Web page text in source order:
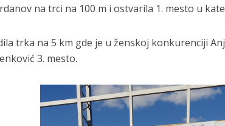
na trci na 100 m i ostvarila 1. mesto u
trka na 5 km gde je u ženskoj konkurenciji
3. mesto.